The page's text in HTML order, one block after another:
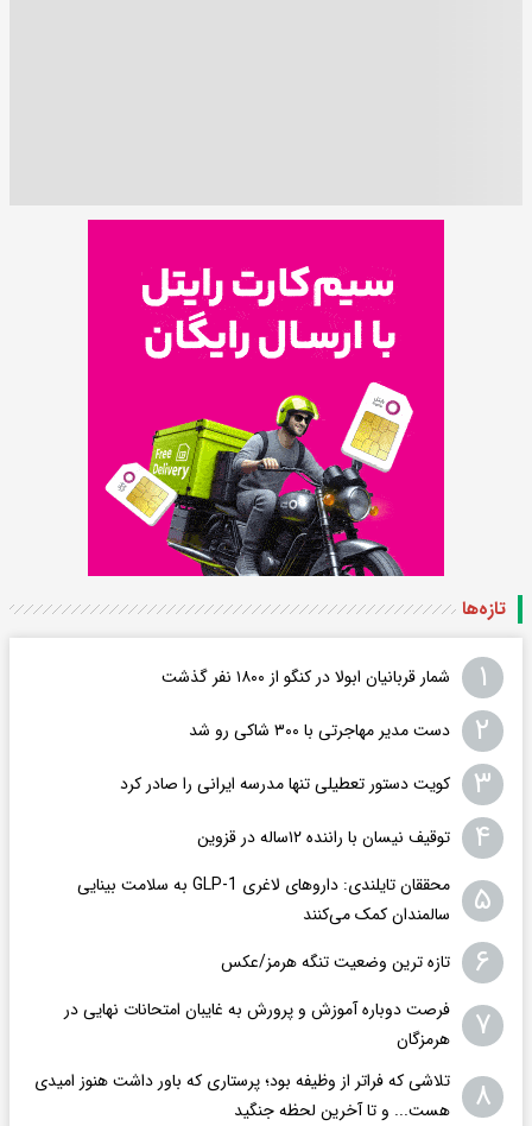
تازه‌ها
۱ شمار قربانیان ابولا در کنگو از ۱۸۰۰ نفر گذشت
۲ دست مدیر مهاجرتی با ۳۰۰ شاکی رو شد
۳ کویت دستور تعطیلی تنها مدرسه ایرانی را صادر کرد
۴ توقیف نیسان با راننده ۱۲ساله در قزوین
۵
محققان تایلندی: داروهای لاغری GLP-1 به سلامت بینایی
سالمندان کمک می‌کنند
۶ تازه ترین وضعیت تنگه هرمز/عکس
۷
فرصت دوباره آموزش و پرورش به غایبان امتحانات نهایی در
هرمزگان
۸
تلاشی که فراتر از وظیفه بود؛ پرستاری که باور داشت هنوز امیدی
هست... و تا آخرین لحظه جنگید